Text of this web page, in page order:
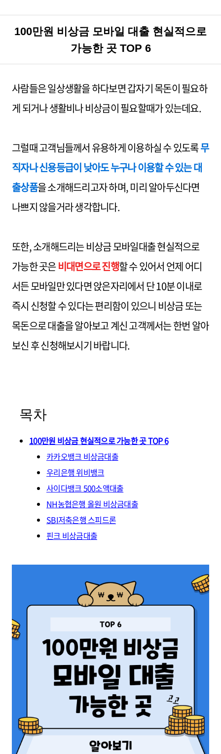
100만원 비상금 모바일 대출 현실적으로
가능한 곳 TOP 6
사람들은 일상생활을 하다보면 갑자기 목돈이 필요하
게 되거나 생활비나 비상금이 필요할때가 있는데요.
그럴때 고객님들께서 유용하게 이용하실 수 있도록무
직자나 신용등급이 낮아도 누구나 이용할 수 있는 대
출상품을 소개해드리고자 하며, 미리 알아두신다면
나쁘지 않을거라 생각합니다.
또한, 소개해드리는 비상금 모바일대출 현실적으로
가능한 곳은비대면으로 진행할 수 있어서 언제 어디
서든 모바일만 있다면 앉은자리에서 단 10분 이내로
즉시 신청할 수 있다는 편리함이 있으니 비상금 또는
목돈으로 대출을 알아보고 계신 고객께서는 한번 알아
보신 후 신청해보시기 바랍니다.
목차
100만원 비상금 현실적으로 가능한 곳 TOP 6
카카오뱅크 비상금대출
우리은행 위비뱅크
사이다뱅크 500소액대출
NH농협은행 올원 비상금대출
SBI저축은행 스피드론
핀크 비상금대출